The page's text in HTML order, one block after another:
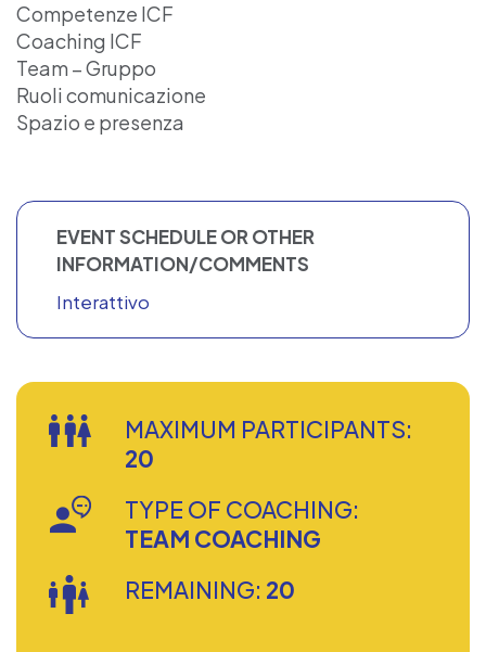
Competenze ICF
Coaching ICF
Team – Gruppo
Ruoli comunicazione
Spazio e presenza
EVENT SCHEDULE OR OTHER
INFORMATION/COMMENTS
Interattivo
MAXIMUM PARTICIPANTS:
20
TYPE OF COACHING:
TEAM COACHING
REMAINING: 20